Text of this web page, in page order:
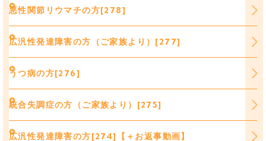
悪性関節リウマチの方[278]
広汎性発達障害の方（ご家族より）[277]
うつ病の方[276]
統合失調症の方（ご家族より）[275]
広汎性発達障害の方[274]【＋お返事動画】